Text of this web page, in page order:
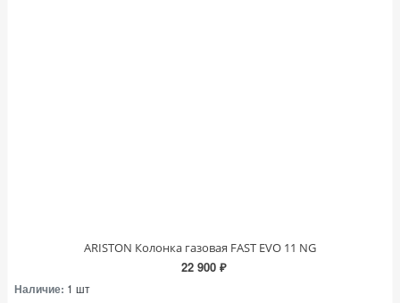
ARISTON Колонка газовая FAST EVO 11 NG
22 900 ₽
Наличие: 1 шт